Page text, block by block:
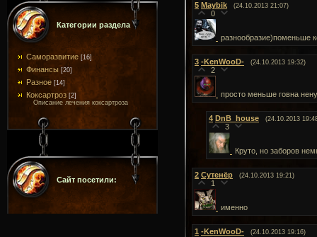
Категории раздела
Саморазвитие [16]
Финансы [20]
Разное [14]
Коксартроз [2]
Описание лечения коксартроза
Сайт посетили:
5 Maybik (24.10.2013 21:07)
0
разнообразие)поменьше
3 -KenWooD- (24.10.2013 19:32)
2
просто меньше говна
4 DnB_house (24.10.2013
3
Круто, но заборов
2 Сутенёр (24.10.2013 19:21)
1
именно
1 -KenWooD- (24.10.2013 19:16)